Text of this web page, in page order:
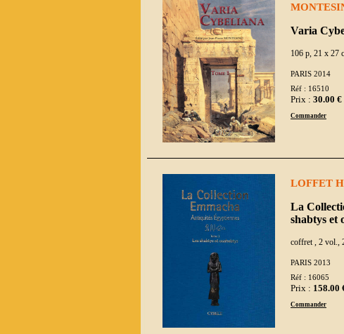
Varia
106 p, 21 x 27
PARIS 2014
Réf : 16510
Prix : 30.00 €
Commander
LOFFET
La
shabtys et
coffret , 2 vol.,
PARIS 2013
Réf : 16065
Prix : 158.00
Commander